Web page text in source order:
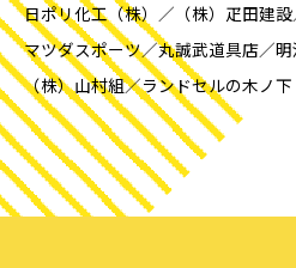
日ポリ化工（株）
（株）疋田建設
マツダスポーツ
丸誠武道具店
（株）山村組
ランドセルの木ノ下